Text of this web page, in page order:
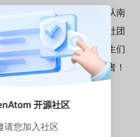
开源社区
请您加入社区
源生态！从北京到长沙，从南
技术讲座、实战工作坊、社团
数万学子的开源热情。学生们
，更成为开源文化的传播者！